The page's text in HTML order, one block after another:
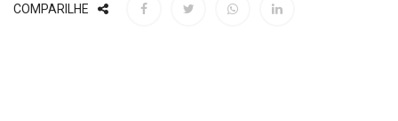
COMPARILHE